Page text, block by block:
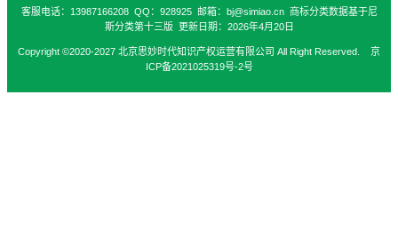
客服电话：13987166208 QQ：928925 邮箱：bj@simiao.cn 商标分类数据基于尼
斯分类第十三版 更新日期：2026年4月20日
Copyright ©2020-2027 北京思妙时代知识产权运营有限公司 All Right Reserved. 京
ICP备2021025319号-2号